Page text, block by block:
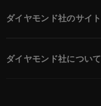
ダイヤモンド社のサイト
ダイヤモンド社について